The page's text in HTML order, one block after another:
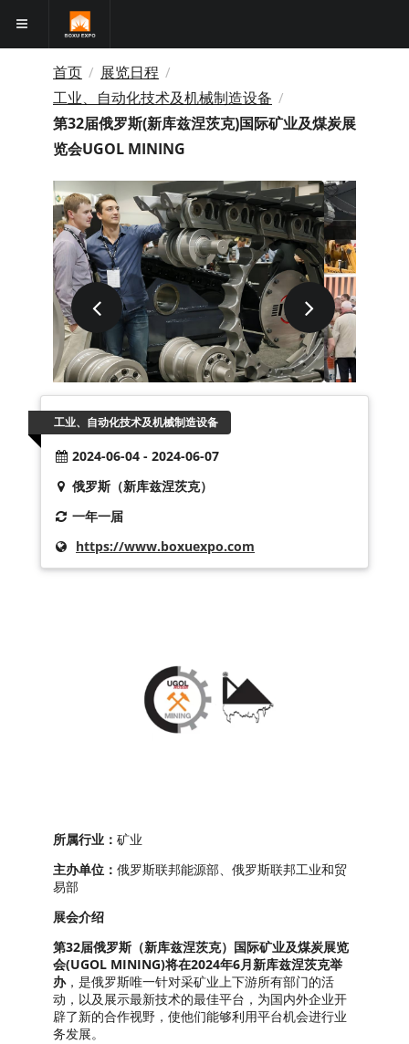
首页 / 展览日程 /
工业、自动化技术及机械制造设备 /
第32届俄罗斯(新库兹涅茨克)国际矿业及煤炭展
览会UGOL MINING
工业、自动化技术及机械制造设备
2024-06-04 - 2024-06-07
俄罗斯（新库兹涅茨克）
一年一届
https://www.boxuexpo.com
所属行业： 矿业
主办单位： 俄罗斯联邦能源部、俄罗斯联邦工业和贸
易部
展会介绍
第32届俄罗斯（新库兹涅茨克）国际矿业及煤炭展览
会(UGOL MINING)将在2024年6月新库兹涅茨克举
办，是俄罗斯唯一针对采矿业上下游所有部门的活
动，以及展示最新技术的最佳平台，为国内外企业开
辟了新的合作视野，使他们能够利用平台机会进行业
务发展。